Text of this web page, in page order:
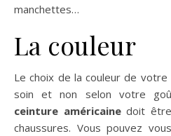
manchettes…
La couleur
Le choix de la couleur de
soin et non selon votre
ceinture américainedoit être
chaussures. Vous pouvez